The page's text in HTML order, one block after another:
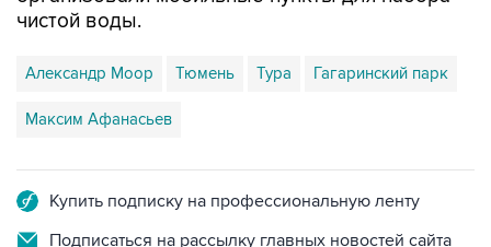
чистой воды.
Александр Моор Тюмень Тура Гагаринский парк
Максим Афанасьев
Купить подписку на профессиональную ленту
Подписаться на рассылку главных новостей сайта